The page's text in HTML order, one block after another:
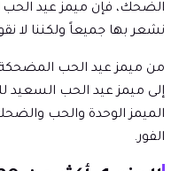
الضحك، فإن ميمز عيد
نشعر بها جميعاً ولكننا لا
من ميمز عيد الحب المضحكة
إلى ميمز عيد الحب السعيد
الميمز الوحدة والحب
الفور.